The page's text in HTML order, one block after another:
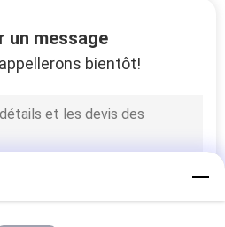
un message
bientôt!